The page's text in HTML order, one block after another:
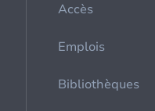
Accès
Emplois
Bibliothèques